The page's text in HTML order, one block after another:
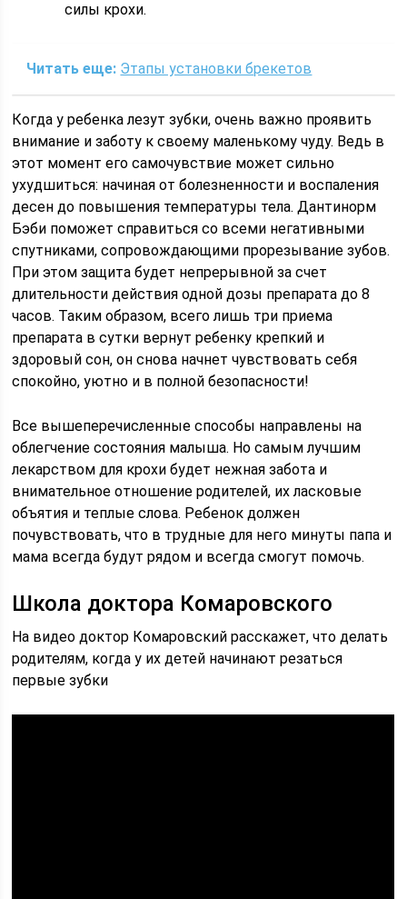
силы крохи.
Читать еще: Этапы установки брекетов
Когда у ребенка лезут зубки, очень важно проявить
внимание и заботу к своему маленькому чуду. Ведь в
этот момент его самочувствие может сильно
ухудшиться: начиная от болезненности и воспаления
десен до повышения температуры тела. Дантинорм
Бэби поможет справиться со всеми негативными
спутниками, сопровождающими прорезывание зубов.
При этом защита будет непрерывной за счет
длительности действия одной дозы препарата до 8
часов. Таким образом, всего лишь три приема
препарата в сутки вернут ребенку крепкий и
здоровый сон, он снова начнет чувствовать себя
спокойно, уютно и в полной безопасности!
Все вышеперечисленные способы направлены на
облегчение состояния малыша. Но самым лучшим
лекарством для крохи будет нежная забота и
внимательное отношение родителей, их ласковые
объятия и теплые слова. Ребенок должен
почувствовать, что в трудные для него минуты папа и
мама всегда будут рядом и всегда смогут помочь.
Школа доктора Комаровского
На видео доктор Комаровский расскажет, что делать
родителям, когда у их детей начинают резаться
первые зубки